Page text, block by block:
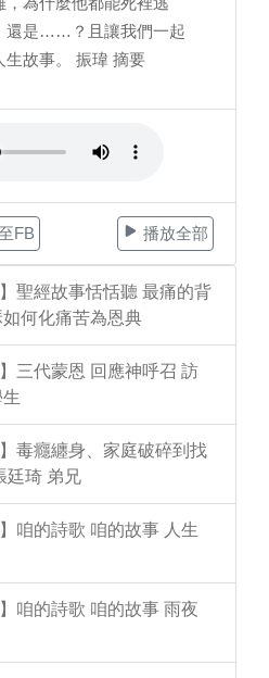
還是……？且讓我們一起
生故事。 振瑋 摘要
FB 播放全部
聖經故事恬恬聽 最痛的背
何化痛苦為恩典
三代蒙恩 回應神呼召 訪
毒癮纏身、家庭破碎到找
廷琦 弟兄
咱的詩歌 咱的故事 人生
咱的詩歌 咱的故事 雨夜